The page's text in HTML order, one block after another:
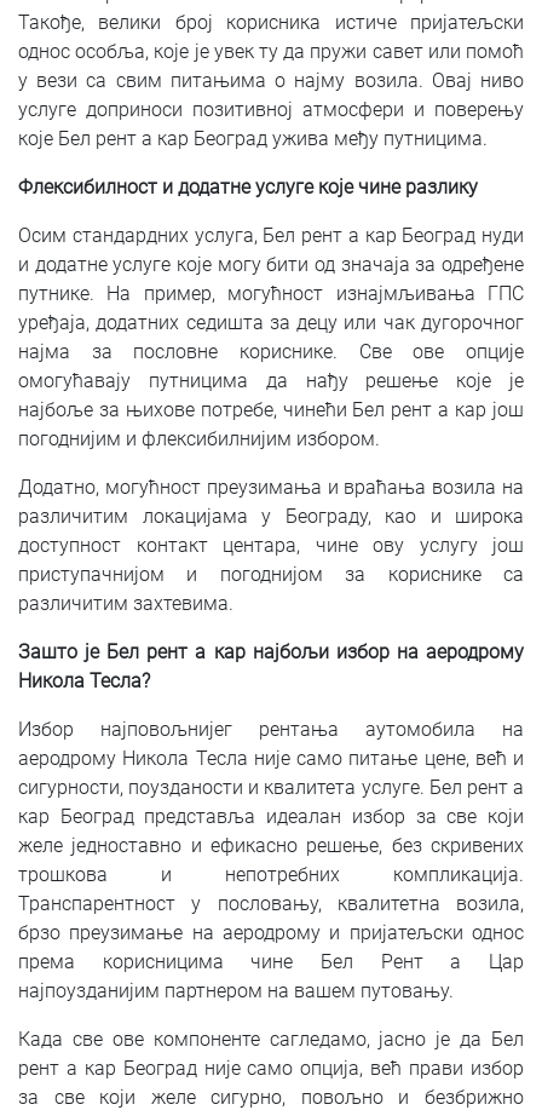
Такође, велики број корисника истиче пријатељски
однос особља, које је увек ту да пружи савет или помоћ
у вези са свим питањима о најму возила. Овај ниво
услуге доприноси позитивној атмосфери и поверењу
које Бел рент а кар Београд ужива међу путницима.
Флексибилност и додатне услуге које чине разлику
Осим стандардних услуга, Бел рент а кар Београд нуди
и додатне услуге које могу бити од значаја за одређене
путнике. На пример, могућност изнајмљивања ГПС
уређаја, додатних седишта за децу или чак дугорочног
најма за пословне кориснике. Све ове опције
омогућавају путницима да нађу решење које је
најбоље за њихове потребе, чинећи Бел рент а кар још
погоднијим и флексибилнијим избором.
Додатно, могућност преузимања и враћања возила на
различитим локацијама у Београду, као и широка
доступност контакт центара, чине ову услугу још
приступачнијом и погоднијом за кориснике са
различитим захтевима.
Зашто је Бел рент а кар најбољи избор на аеродрому
Никола Тесла?
Избор најповољнијег рентања аутомобила на
аеродрому Никола Тесла није само питање цене, већ и
сигурности, поузданости и квалитета услуге. Бел рент а
кар Београд представља идеалан избор за све који
желе једноставно и ефикасно решење, без скривених
трошкова и непотребних компликација.
Транспарентност у пословању, квалитетна возила,
брзо преузимање на аеродрому и пријатељски однос
према корисницима чине Бел Рент а Цар
најпоузданијим партнером на вашем путовању.
Када све ове компоненте сагледамо, јасно је да Бел
рент а кар Београд није само опција, већ прави избор
за све који желе сигурно, повољно и безбрижно